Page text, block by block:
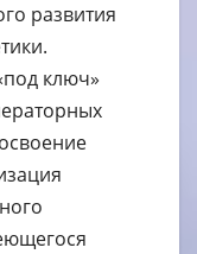
развития
ключ»